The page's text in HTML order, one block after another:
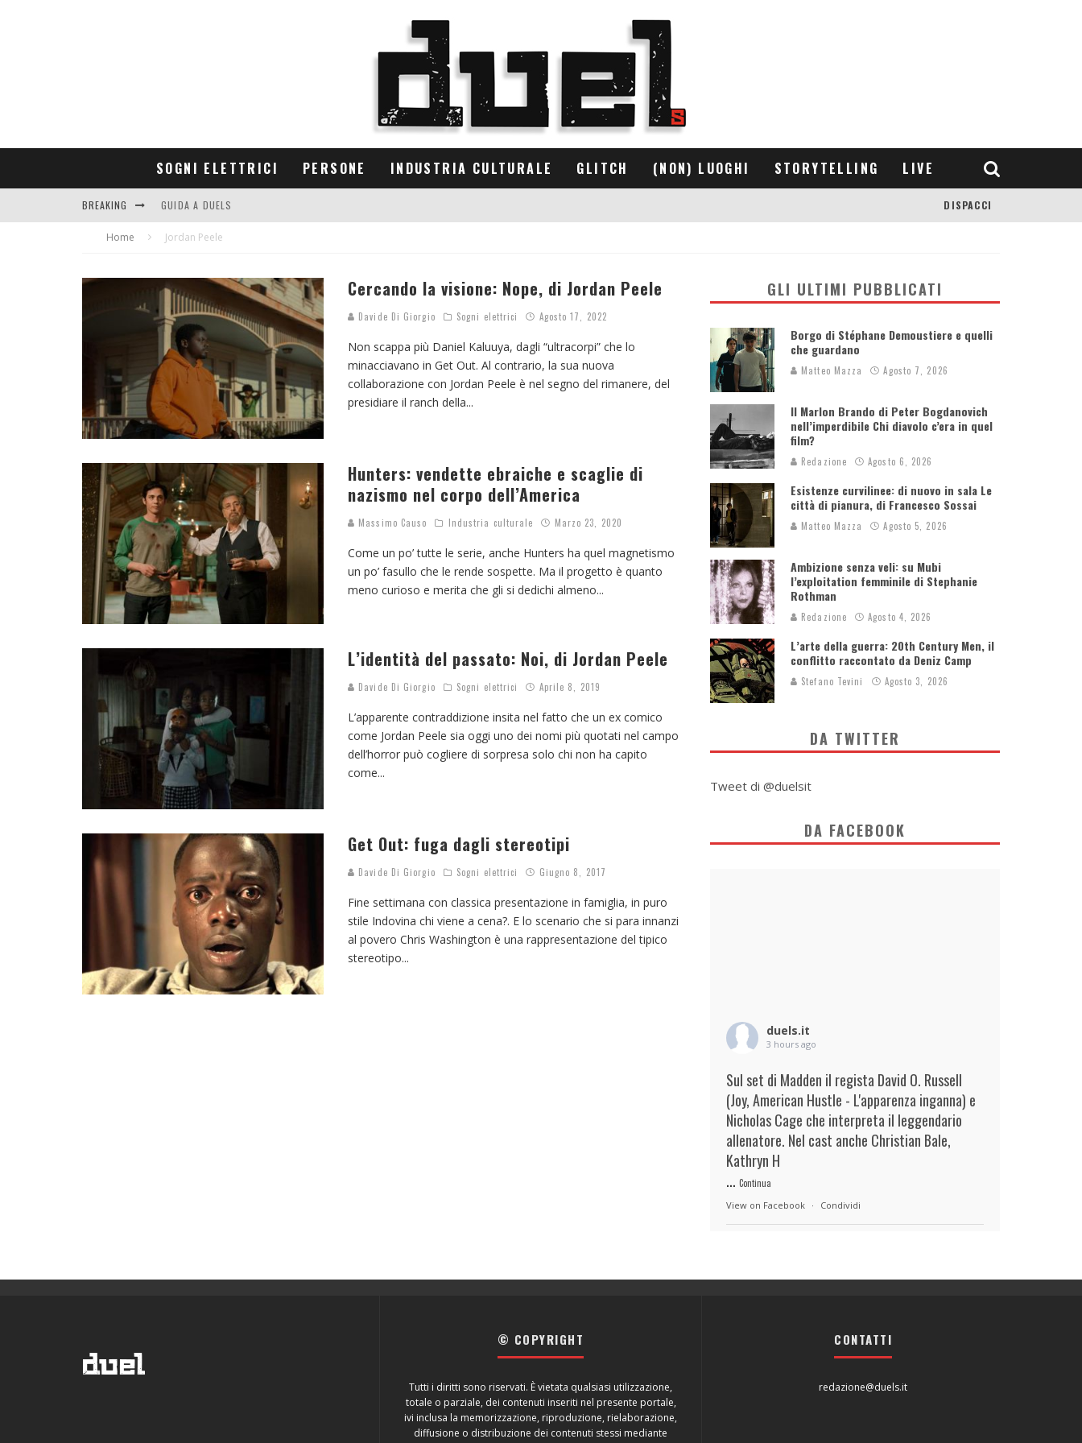
SOGNI ELETTRICI PERSONE INDUSTRIA CULTURALE GLITCH (NON) LUOGHI STORYTELLING LIVE
BREAKING GUIDA A DUELS
CONTRIBUTORS
DISPACCI
Home Jordan Peele
Cercando la visione: Nope, di Jordan Peele
Davide Di Giorgio Sogni elettrici Agosto 17, 2022
Non scappa più Daniel Kaluuya, dagli “ultracorpi” che lo
minacciavano in Get Out. Al contrario, la sua nuova
collaborazione con Jordan Peele è nel segno del rimanere, del
presidiare il ranch della...
Hunters: vendette ebraiche e scaglie di
nazismo nel corpo dell’America
Massimo Causo Industria culturale Marzo 23, 2020
Come un po’ tutte le serie, anche Hunters ha quel magnetismo
un po’ fasullo che le rende sospette. Ma il progetto è quanto
meno curioso e merita che gli si dedichi almeno...
L’identità del passato: Noi, di Jordan Peele
Davide Di Giorgio Sogni elettrici Aprile 8, 2019
L’apparente contraddizione insita nel fatto che un ex comico
come Jordan Peele sia oggi uno dei nomi più quotati nel campo
dell’horror può cogliere di sorpresa solo chi non ha capito
come...
Get Out: fuga dagli stereotipi
Davide Di Giorgio Sogni elettrici Giugno 8, 2017
Fine settimana con classica presentazione in famiglia, in puro
stile Indovina chi viene a cena?. E lo scenario che si para innanzi
al povero Chris Washington è una rappresentazione del tipico
stereotipo...
GLI ULTIMI PUBBLICATI
Borgo di Stéphane Demoustiere e quelli
che guardano
Matteo Mazza Agosto 7, 2026
Il Marlon Brando di Peter Bogdanovich
nell’imperdibile Chi diavolo c’era in quel
film?
Redazione Agosto 6, 2026
Esistenze curvilinee: di nuovo in sala Le
città di pianura, di Francesco Sossai
Matteo Mazza Agosto 5, 2026
Ambizione senza veli: su Mubi
l’exploitation femminile di Stephanie
Rothman
Redazione Agosto 4, 2026
L’arte della guerra: 20th Century Men, il
conflitto raccontato da Deniz Camp
Stefano Tevini Agosto 3, 2026
DA TWITTER
Tweet di @duelsit
DA FACEBOOK
duels.it
3 hours ago
Sul set di Madden il regista David O. Russell
(Joy, American Hustle - L'apparenza inganna) e
Nicholas Cage che interpreta il leggendario
allenatore. Nel cast anche Christian Bale,
Kathryn H
... Continua
View on Facebook · Condividi
Condividi
© COPYRIGHT
Tutti i diritti sono riservati. È vietata qualsiasi utilizzazione,
totale o parziale, dei contenuti inseriti nel presente portale,
ivi inclusa la memorizzazione, riproduzione, rielaborazione,
diffusione o distribuzione dei contenuti stessi mediante
CONTATTI
redazione@duels.it